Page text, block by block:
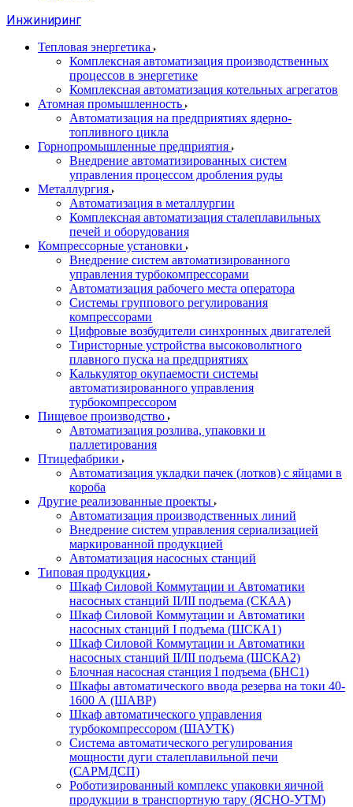
Инжиниринг
Тепловая энергетика
Комплексная автоматизация производственных
процессов в энергетике
Комплексная автоматизация котельных агрегатов
Атомная промышленность
Автоматизация на предприятиях ядерно-
топливного цикла
Горнопромышленные предприятия
Внедрение автоматизированных систем
управления процессом дробления руды
Металлургия
Автоматизация в металлургии
Комплексная автоматизация сталеплавильных
печей и оборудования
Компрессорные установки
Внедрение систем автоматизированного
управления турбокомпрессорами
Автоматизация рабочего места оператора
Системы группового регулирования
компрессорами
Цифровые возбудители синхронных двигателей
Тиристорные устройства высоковольтного
плавного пуска на предприятиях
Калькулятор окупаемости системы
автоматизированного управления
турбокомпрессором
Пищевое производство
Автоматизация розлива, упаковки и
паллетирования
Птицефабрики
Автоматизация укладки пачек (лотков) с яйцами в
короба
Другие реализованные проекты
Автоматизация производственных линий
Внедрение систем управления сериализацией
маркированной продукцией
Автоматизация насосных станций
Типовая продукция
Шкаф Силовой Коммутации и Автоматики
насосных станций II/III подъема (СКАА)
Шкаф Силовой Коммутации и Автоматики
насосных станций I подъема (ШСКА1)
Шкаф Силовой Коммутации и Автоматики
насосных станций II/III подъема (ШСКА2)
Блочная насосная станция I подъема (БНС1)
Шкафы автоматического ввода резерва на токи 40-
1600 А (ШАВР)
Шкаф автоматического управления
турбокомпрессором (ШАУТК)
Система автоматического регулирования
мощности дуги сталеплавильной печи
(САРМДСП)
Роботизированный комплекс упаковки яичной
продукции в транспортную тару (ЯСНО-УТМ)